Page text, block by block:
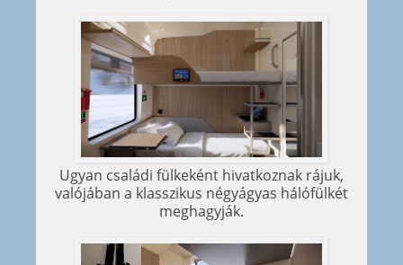
Ugyan családi fülkeként hivatkoznak rájuk,
valójában a klasszikus négyágyas hálófülkét
meghagyják.